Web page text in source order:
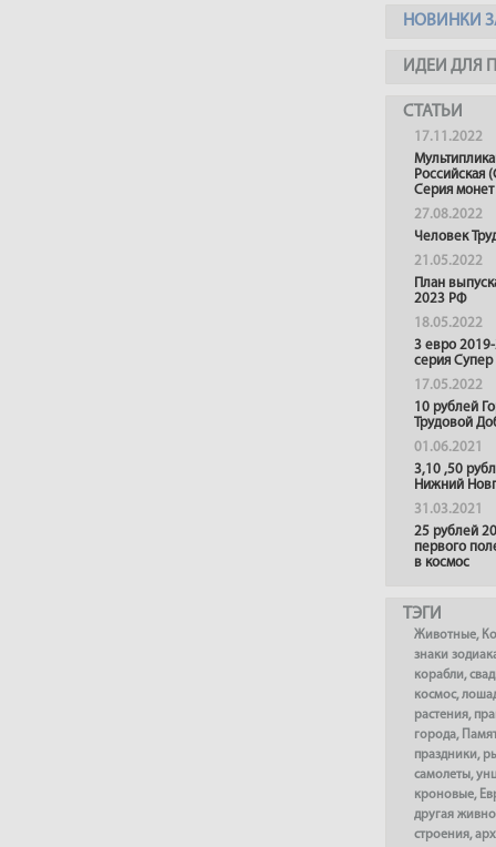
НОВИНКИ
ИДЕИ ДЛЯ
СТАТЬИ
17.11.2022
Российская
Серия монет
27.08.2022
Человек
21.05.2022
План
2023 РФ
18.05.2022
3 евро
серия
17.05.2022
10 рублей
Трудовой
01.06.2021
3,10 ,50
Нижний
31.03.2021
25 рублей
первого
в космос
ТЭГИ
Животные,
знаки
корабли,
космос,
растения,
города,
праздники,
самолеты,
кроновые,
другая
строения,